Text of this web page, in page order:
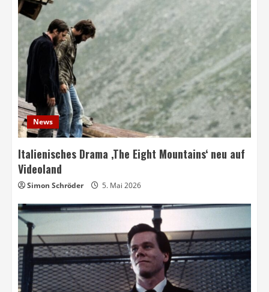
News
Italienisches Drama ‚The Eight Mountains‘ neu auf
Videoland
Simon Schröder 5. Mai 2026